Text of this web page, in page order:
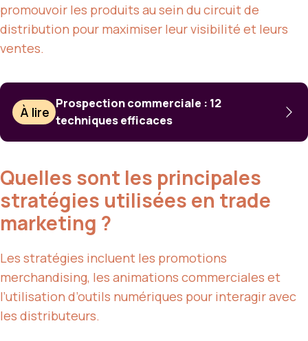
promouvoir les produits au sein du circuit de
distribution pour maximiser leur visibilité et leurs
ventes.
À lire
Prospection commerciale : 12
techniques efficaces
Quelles sont les principales
stratégies utilisées en trade
marketing ?
Les stratégies incluent les promotions
merchandising, les animations commerciales et
l’utilisation d’outils numériques pour interagir avec
les distributeurs.